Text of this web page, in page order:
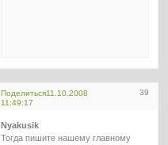
Поделиться 39
11.10.2008
11:49:17
Nyakusik
Тогда пишите нашему главному